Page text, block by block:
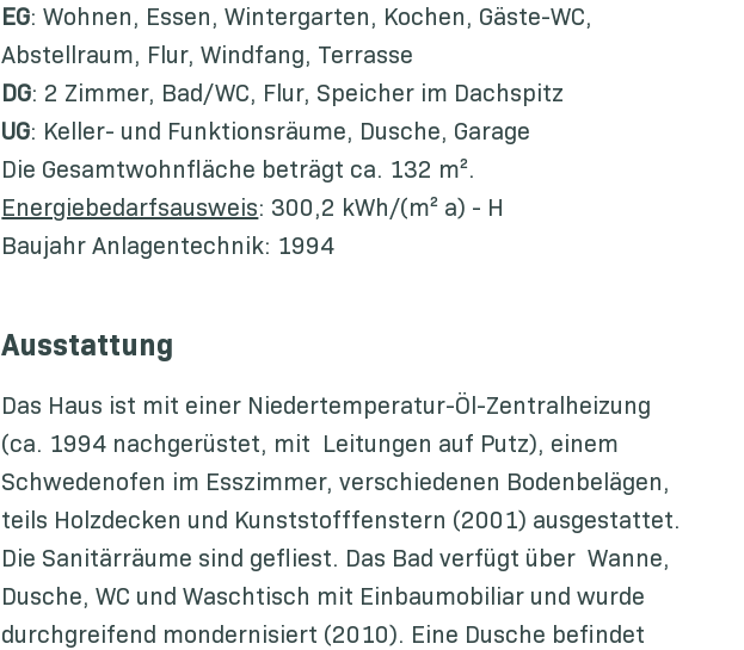
EG: Wohnen, Essen, Wintergarten, Kochen, Gäste-WC,
Abstellraum, Flur, Windfang, Terrasse
DG: 2 Zimmer, Bad/WC, Flur, Speicher im Dachspitz
UG: Keller- und Funktionsräume, Dusche, Garage
Die Gesamtwohnfläche beträgt ca. 132 m².
Energiebedarfsausweis: 300,2 kWh/(m² a) - H
Baujahr Anlagentechnik: 1994
Ausstattung
Das Haus ist mit einer Niedertemperatur-Öl-Zentralheizung
(ca. 1994 nachgerüstet, mit Leitungen auf Putz), einem
Schwedenofen im Esszimmer, verschiedenen Bodenbelägen,
teils Holzdecken und Kunststofffenstern (2001) ausgestattet.
Die Sanitärräume sind gefliest. Das Bad verfügt über Wanne,
Dusche, WC und Waschtisch mit Einbaumobiliar und wurde
durchgreifend mondernisiert (2010). Eine Dusche befindet